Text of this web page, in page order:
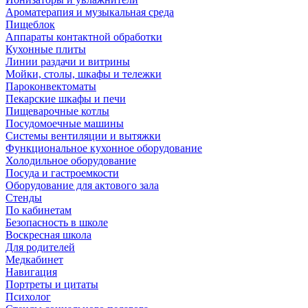
Ароматерапия и музыкальная среда
Пищеблок
Аппараты контактной обработки
Кухонные плиты
Линии раздачи и витрины
Мойки, столы, шкафы и тележки
Пароконвектоматы
Пекарские шкафы и печи
Пищеварочные котлы
Посудомоечные машины
Системы вентиляции и вытяжки
Функциональное кухонное оборудование
Холодильное оборудование
Посуда и гастроемкости
Оборудование для актового зала
Стенды
По кабинетам
Безопасность в школе
Воскресная школа
Для родителей
Медкабинет
Навигация
Портреты и цитаты
Психолог